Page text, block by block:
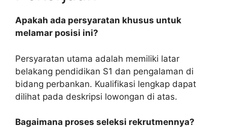
Apakah ada persyaratan khusus untuk
melamar posisi ini?
Persyaratan utama adalah memiliki latar
belakang pendidikan S1 dan pengalaman di
bidang perbankan. Kualifikasi lengkap dapat
dilihat pada deskripsi lowongan di atas.
Bagaimana proses seleksi rekrutmennya?